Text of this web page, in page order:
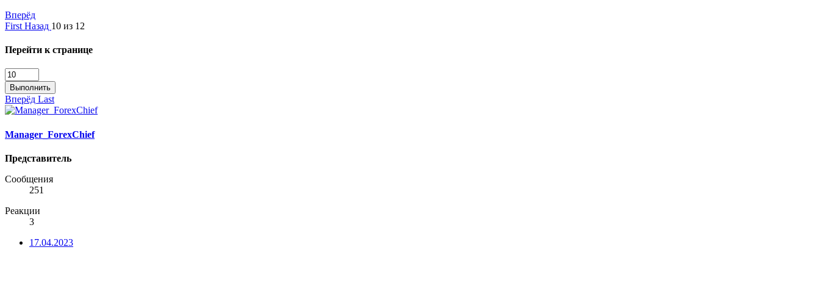
Вперёд
First Назад 10 из 12
Перейти к странице
Выполнить
Вперёд Last
Manager_ForexChief
Представитель
Сообщения
251
Реакции
3
17.04.2023